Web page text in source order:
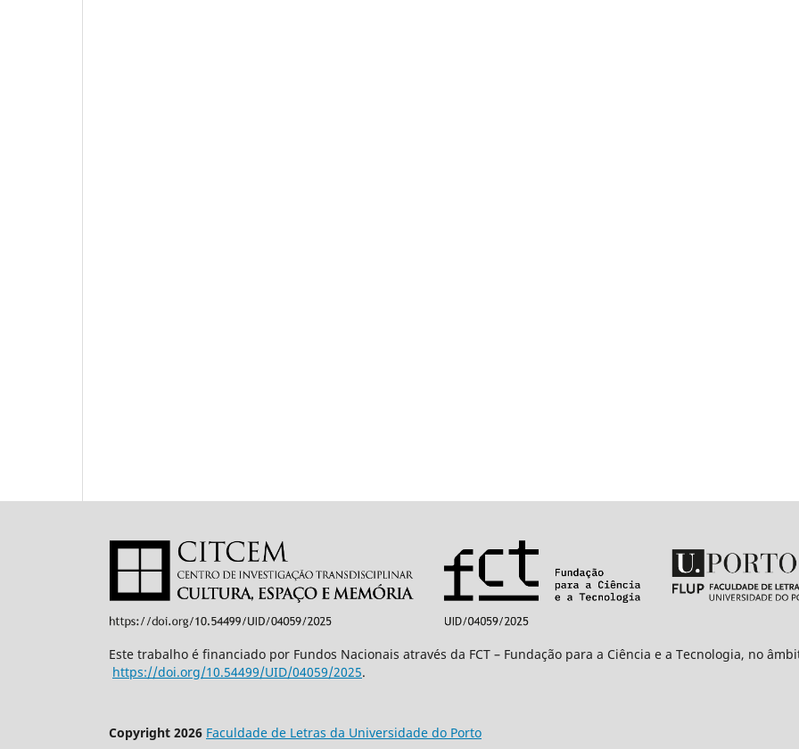
Este trabalho é financiado por Fundos Nacionais através da FCT – Fundação para a Ciência e a Tecnologia, no
https://doi.org/10.54499/UID/04059/2025.
Copyright 2026 Faculdade de Letras da Universidade do Porto